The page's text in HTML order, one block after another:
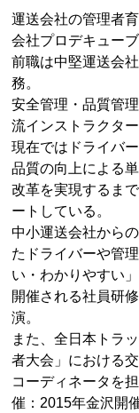
運送会社の管理者
会社プロデキュー
前職は中堅運送会
務。
安全管理・品質管
流インストラクター
現在ではドライバ
品質の向上による
改革を実現するま
ートしている。
中小運送会社から
たドライバーや管
い・わかりやすい
開催される社員研
演。
また、全日本トラ
者大会」における
コーディネータを
催：2015年金沢開